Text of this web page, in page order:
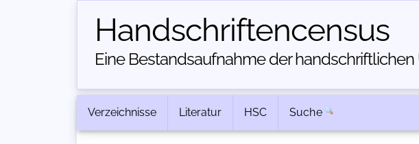
Handschriften­census
Eine Bestandsaufnahme der
Verzeichnisse Literatur HSC Suche